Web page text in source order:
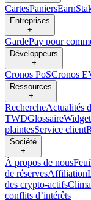
CartesPaniersEarn
Entreprises
+
GardePay pour
Développeurs
+
Cronos PoSCronos
Ressources
+
RechercheActualités
TWDGlossaire
plaintesService client
Société
+
À propos de nous
de réservesAffiliation
des crypto-actifs
conflits d’intérêts